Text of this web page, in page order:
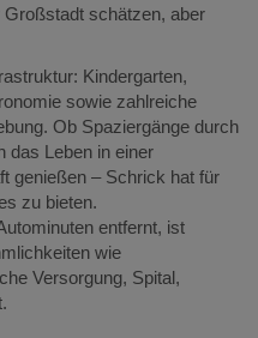
Großstadt schätzen, aber
Kindergarten,
sowie zahlreiche
Ob Spaziergänge durch
das Leben in einer
genießen – Schrick hat für
zu bieten.
entfernt, ist
wie
Versorgung, Spital,